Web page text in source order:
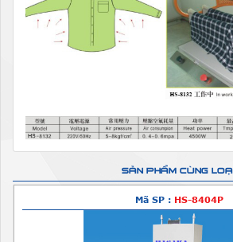
SẢN PHẨM CÙNG LOẠI
Mã SP : HS-8404P